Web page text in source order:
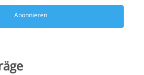
Abonnieren